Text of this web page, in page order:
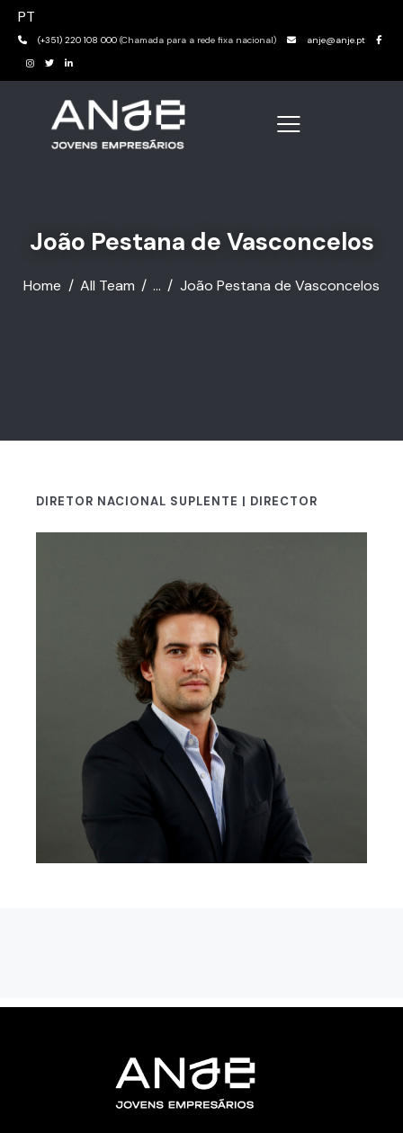
PT
(+351) 220 108 000 (Chamada para a rede fixa nacional) anje@anje.pt
João Pestana de Vasconcelos
Home All Team ... João Pestana de Vasconcelos
DIRETOR NACIONAL SUPLENTE | DIRECTOR